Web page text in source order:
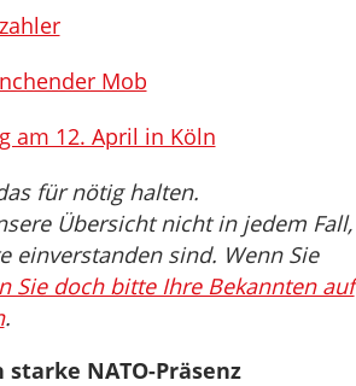
Mob
am 12. April in Köln
für nötig halten.
Übersicht nicht in jedem Fall,
einverstanden sind. Wenn Sie
Sie doch bitte Ihre Bekannten auf
.
NATO-Präsenz